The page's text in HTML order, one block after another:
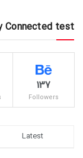
Connected test
137
Followers
Latest